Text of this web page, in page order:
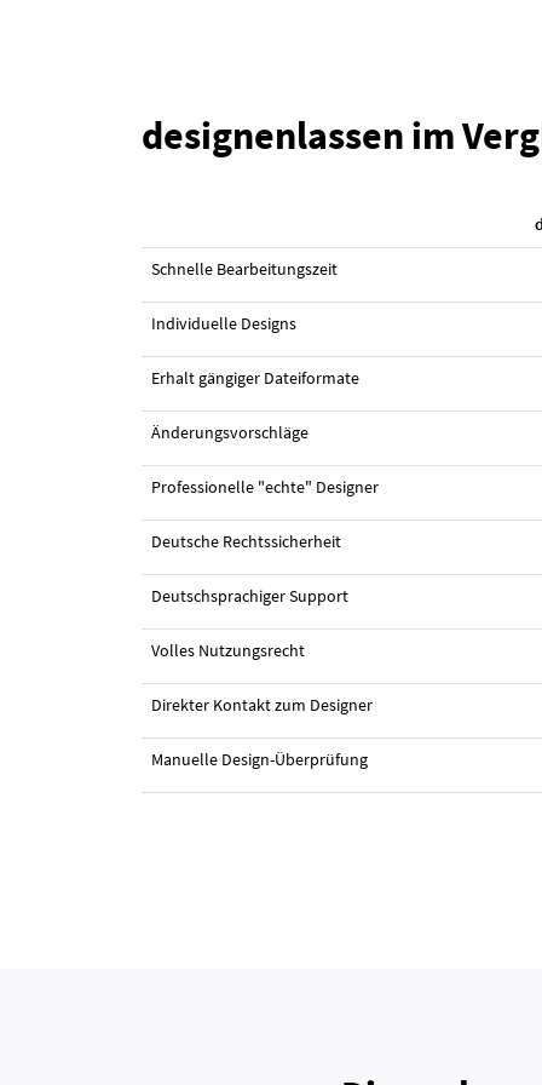
#11 Flyer-Design von
designenlassen im
Schnelle Bearbeitungszeit
Individuelle Designs
Erhalt gängiger Dateiformate
Änderungsvorschläge
Professionelle "echte" Designer
Deutsche Rechtssicherheit
Deutschsprachiger Support
Volles Nutzungsrecht
Direkter Kontakt zum Designer
Manuelle Design-Überprüfung